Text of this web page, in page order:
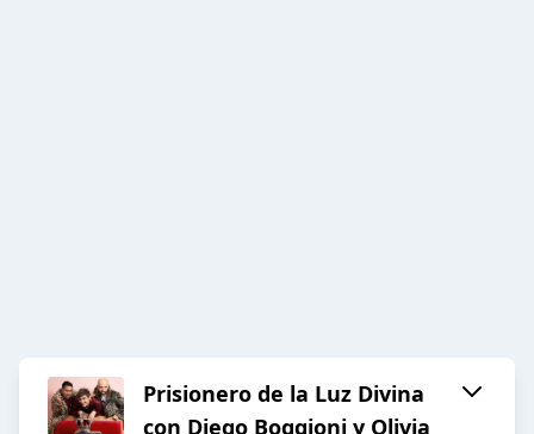
Prisionero de la Luz Divina
con Diego Boggioni y Olivia